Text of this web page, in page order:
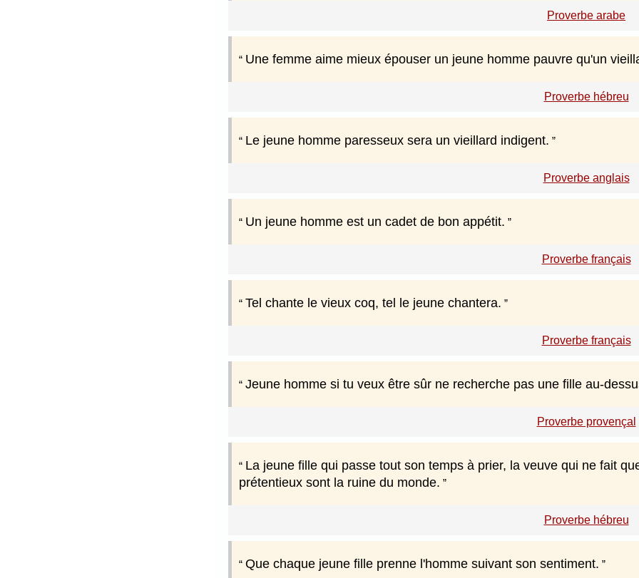
Proverbe arabe
Une femme aime mieux épouser un jeune homme pauvre qu'un
Proverbe hébreu
Le jeune homme paresseux sera un vieillard indigent.
Proverbe anglais
Un jeune homme est un cadet de bon appétit.
Proverbe français
Tel chante le vieux coq, tel le jeune chantera.
Proverbe français
Jeune homme si tu veux être sûr ne recherche pas une fille au-
Proverbe provençal
La jeune fille qui passe tout son temps à prier, la veuve qui ne fait
prétentieux sont la ruine du monde.
Proverbe hébreu
Que chaque jeune fille prenne l'homme suivant son sentiment.